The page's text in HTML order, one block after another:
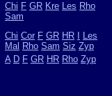
Chi F GR Kre Les Rho
Sam
Chi Cor F GR HR
Les
Mal Rho Sam Siz Zyp
A D F GR HR Rho Zyp